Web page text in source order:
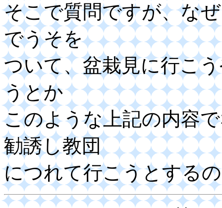
そこで質問ですが、な
でうそを
ついて、盆栽見に行こ
うとか
このような上記の内容
勧誘し教団
につれて行こうとする